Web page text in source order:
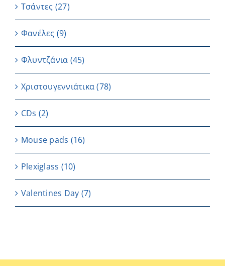
Τσάντες (27)
Φανέλες (9)
Φλυντζάνια (45)
Χριστουγεννιάτικα(78)
CDs (2)
Μouse pads (16)
Plexiglass (10)
Valentines Day (7)